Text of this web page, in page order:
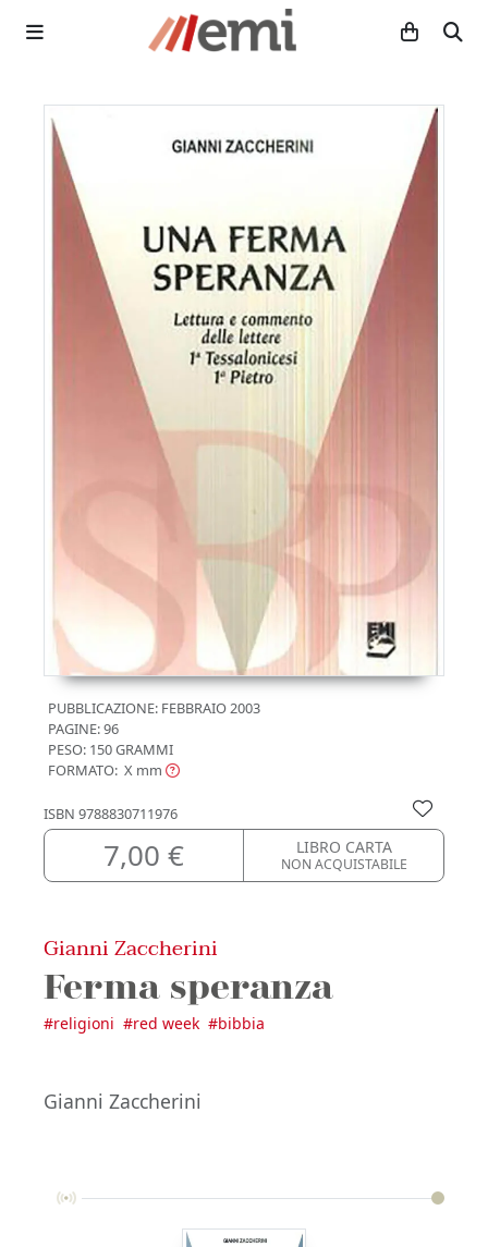
PUBBLICAZIONE: FEBBRAIO 2003
PAGINE: 96
PESO: 150 GRAMMI
FORMATO: X mm
ISBN 9788830711976
7,00 € LIBRO CARTA
NON ACQUISTABILE
Gianni Zaccherini
Ferma speranza
#religioni #red week #bibbia
Gianni Zaccherini